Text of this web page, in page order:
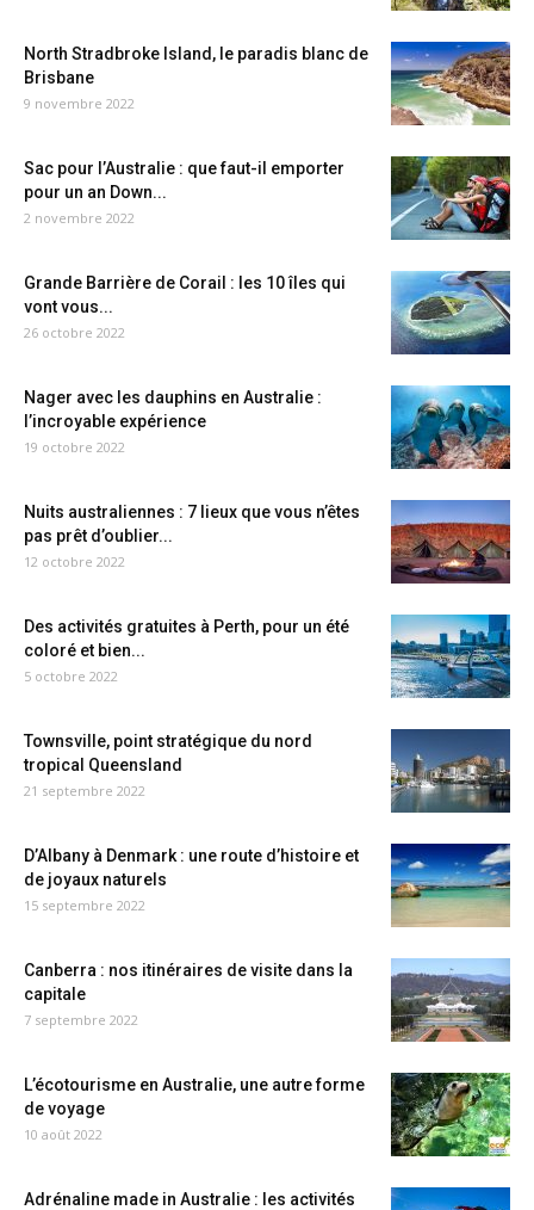
North Stradbroke Island, le paradis blanc de
Brisbane
9 novembre 2022
Sac pour l’Australie : que faut-il emporter
pour un an Down...
2 novembre 2022
Grande Barrière de Corail : les 10 îles qui
vont vous...
26 octobre 2022
Nager avec les dauphins en Australie :
l’incroyable expérience
19 octobre 2022
Nuits australiennes : 7 lieux que vous n’êtes
pas prêt d’oublier...
12 octobre 2022
Des activités gratuites à Perth, pour un été
coloré et bien...
5 octobre 2022
Townsville, point stratégique du nord
tropical Queensland
21 septembre 2022
D’Albany à Denmark : une route d’histoire et
de joyaux naturels
15 septembre 2022
Canberra : nos itinéraires de visite dans la
capitale
7 septembre 2022
L’écotourisme en Australie, une autre forme
de voyage
10 août 2022
Adrénaline made in Australie : les activités